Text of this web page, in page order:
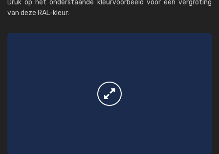
Druk op het onderstaande kleurvoorbeeld voor een vergroting
van deze RAL-kleur: